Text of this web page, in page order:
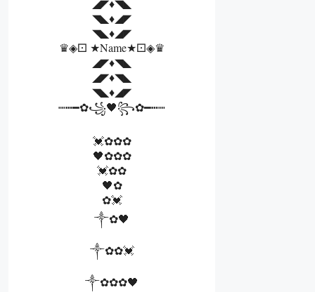
◢◤♦️◥◣
◥◣♦️◢◤
◥◣♦️◢◤
♛◈⚀ ★Name★⚀◈♛
◢◤♦️◥◣
◢◤♦️◥◣
◥◣♦️◢◤
┉┅━✿꧁🖤꧂✿━┅┉
💓✿✿✿
🖤✿✿✿
💓✿✿
🖤✿
✿💓
༒✿🖤
༒✿✿💓
༒✿✿✿🖤